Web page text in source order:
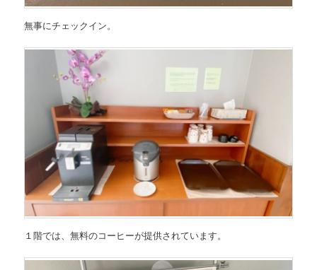
無事にチェックイン。
１階では、無料のコーヒーが提供されています。